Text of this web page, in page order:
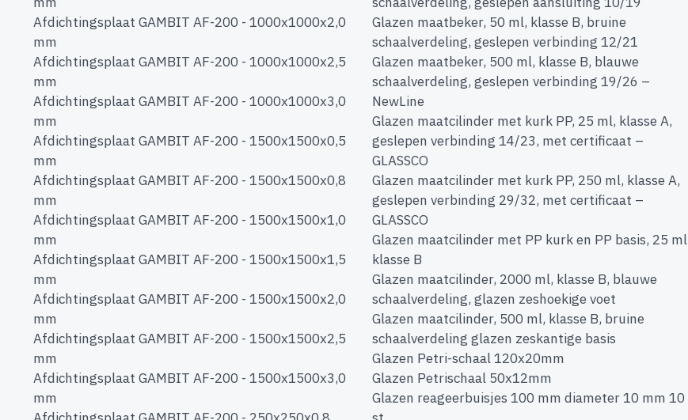
Afdichtingsplaat GAMBIT AF-200 - 1000x1000x2,0
mm
Afdichtingsplaat GAMBIT AF-200 - 1000x1000x2,5
mm
Afdichtingsplaat GAMBIT AF-200 - 1000x1000x3,0
mm
Afdichtingsplaat GAMBIT AF-200 - 1500x1500x0,5
mm
Afdichtingsplaat GAMBIT AF-200 - 1500x1500x0,8
mm
Afdichtingsplaat GAMBIT AF-200 - 1500x1500x1,0
mm
Afdichtingsplaat GAMBIT AF-200 - 1500x1500x1,5
mm
Afdichtingsplaat GAMBIT AF-200 - 1500x1500x2,0
mm
Afdichtingsplaat GAMBIT AF-200 - 1500x1500x2,5
mm
Afdichtingsplaat GAMBIT AF-200 - 1500x1500x3,0
mm
Glazen maatbeker, 50 ml, klasse B, bruine
schaalverdeling, geslepen verbinding 12/21
Glazen maatbeker, 500 ml, klasse B, blauwe
schaalverdeling, geslepen verbinding 19/26 –
NewLine
Glazen maatcilinder met kurk PP, 25 ml, klasse A,
geslepen verbinding 14/23, met certificaat –
GLASSCO
Glazen maatcilinder met kurk PP, 250 ml, klasse A,
geslepen verbinding 29/32, met certificaat –
GLASSCO
Glazen maatcilinder met PP kurk en PP basis, 25 ml
klasse B
Glazen maatcilinder, 2000 ml, klasse B, blauwe
schaalverdeling, glazen zeshoekige voet
Glazen maatcilinder, 500 ml, klasse B, bruine
schaalverdeling glazen zeskantige basis
Glazen Petri-schaal 120x20mm
Glazen Petrischaal 50x12mm
Glazen reageerbuisjes 100 mm diameter 10 mm 10